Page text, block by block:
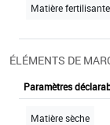
Matière fertilisante
ÉLÉMENTS DE
Paramètres
Matière sèche